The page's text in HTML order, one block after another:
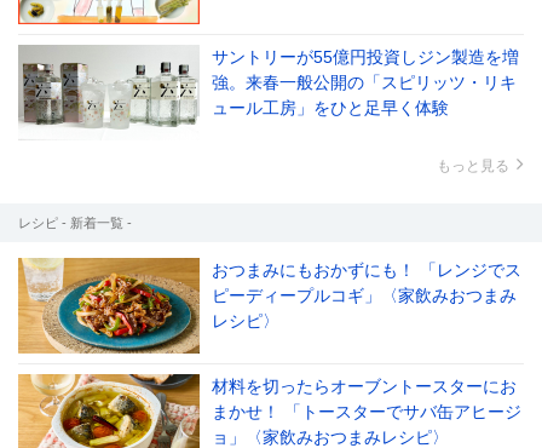
サントリーが55億円投資しジン製造を増
強。来春一般公開の「スピリッツ・リキ
ュール工房」をひと足早く体験
もっと見る
レシピ - 新着一覧 -
おつまみにもおかずにも！ 「レンジでス
ピーディープルコギ」〈家飲みおつまみ
レシピ〉
材料を切ったらオーブントースターにお
まかせ！ 「トースターでサバ缶アヒージ
ョ」〈家飲みおつまみレシピ〉